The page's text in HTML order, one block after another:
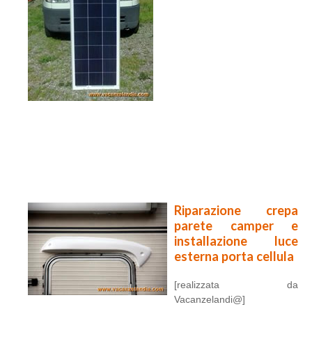
Riparazione crepa
parete camper e
installazione luce
esterna porta cellula
[realizzata da
Vacanzelandi@]